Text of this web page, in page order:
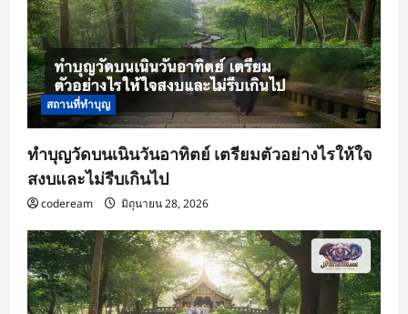
i
o
n
สถานที่ทำบุญ
ทำบุญวัดบนเนินวันอาทิตย์ เตรียมตัวอย่างไรให้ใจ
สงบและไม่รีบเกินไป
codeream มิถุนายน 28, 2026